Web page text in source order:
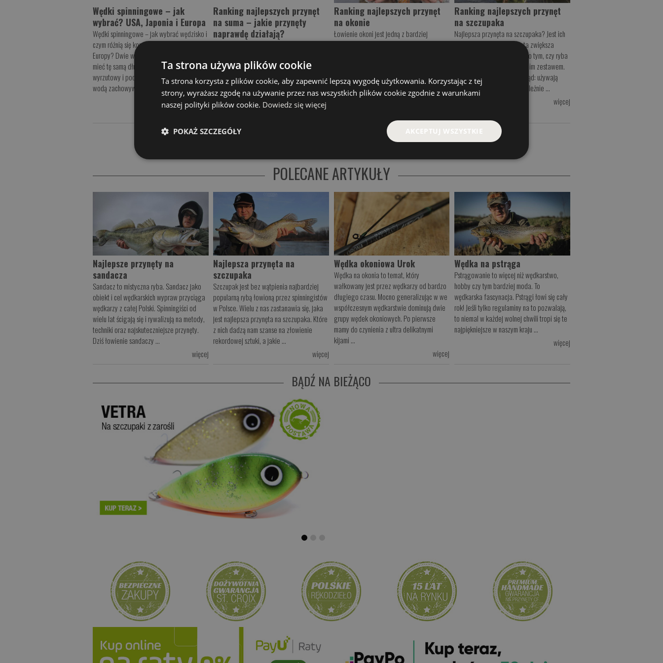
Wędki spinningowe – jak
wybrać? USA, Japonia i Europa
Wędki spinningowe – jak wybrać wędzisko i
czym różnią się konstrukcje z USA, Japonii i
Europy? Dwie wędki spinningowe mogą
mieć tę samą długość, identyczny ciężar
wyrzutowy i podobną masę, a mimo to nad
wodą zachowywać ...
więcej
Ranking najlepszych przynęt
na suma – jakie przynęty
naprawdę działają?
występującym w polskich wodach i jedną z
najbardziej wymagających ryb dla
wędkarzy. Wybór odpowiedniej przynęty
jest istotny, ponieważ sum kieruje się ...
więcej
Ranking najlepszych przynęt
na okonie
Łowienie okoni jest jedną z bardziej
wymagających form spinningu. Z tego
który bardzo często zmienia swoje
preferencje pokarmowe. Często ignoruje ...
Ranking najlepszych przynęt
na szczupaka
Najlepsza przynęta na szczupaka? Jest ich
kilka. Odpowiednia przynęta zwiększa
szanse na branie i decyduje o tym, czy ryba
w ogóle zainteresuje się twoim zestawem.
Wielu wędkarzy popełnia błąd: używają
jednego typu przynęty niezależnie ...
więcej
POLECANE ARTYKUŁY
Najlepsze przynęty na
sandacza
Sandacz to mistyczna ryba. Sandacz jako
obiekt i cel wędkarskich wypraw przyciąga
wędkarzy z całej Polski. Spinningiści od
wielu lat ścigają się i rywalizują na metody,
techniki oraz najskuteczniejsze przynęty.
Dziś łowienie sandaczy ...
więcej
Najlepsza przynęta na
szczupaka
Szczupak jest bez wątpienia najbardziej
popularną rybą łowioną przez spinningistów
w Polsce. Wielu z nas zastanawia się, jaka
jest najlepsza przynęta na szczupaka. Które
z nich dadzą nam szanse na złowienie
rekordowej sztuki, a jakie ...
więcej
Wędka okoniowa Urok
Wędka na okonia to temat, który
wałkowany jest przez wędkarzy od bardzo
długiego czasu. Mocno generalizując w we
współczesnym wędkarstwie dominują dwie
grupy wędek okoniowych. Po pierwsze
mamy do czynienia z ultra delikatnymi
kijami ...
więcej
Wędka na pstrąga
Pstrągowanie to więcej niż wędkarstwo,
hobby czy tym bardziej moda. To
wędkarska fascynacja. Pstrągi łowi się cały
rok! Jeśli tylko regulaminy na to pozwalają,
to niemal w każdej wolnej chwili tropi się te
najpiękniejsze w naszym kraju ...
więcej
BĄDŹ NA BIEŻĄCO
Ta strona używa plików cookie
Ta strona korzysta z plików cookie, aby zapewnić lepszą wygodę użytkowania. Korzystając z tej
strony, wyrażasz zgodę na używanie przez nas wszystkich plików cookie zgodnie z warunkami
naszej polityki plików cookie. Dowiedz się więcej
AKCEPTUJ WSZYSTKIE
POKAŻ SZCZEGÓŁY